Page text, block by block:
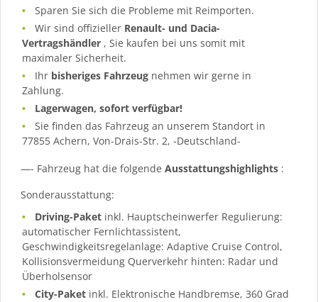
Sparen Sie sich die Probleme mit Reimporten.
Wir sind offizieller Renault- und Dacia-
Vertragshändler , Sie kaufen bei uns somit mit
maximaler Sicherheit.
Ihr bisheriges Fahrzeug nehmen wir gerne in
Zahlung.
Lagerwagen, sofort verfügbar!
Sie finden das Fahrzeug an unserem Standort in
77855 Achern, Von-Drais-Str. 2, -Deutschland-
—- Fahrzeug hat die folgende Ausstattungshighlights :
Sonderausstattung:
Driving-Paket inkl. Hauptscheinwerfer Regulierung:
automatischer Fernlichtassistent,
Geschwindigkeitsregelanlage: Adaptive Cruise Control,
Kollisionsvermeidung Querverkehr hinten: Radar und
Überholsensor
City-Paket inkl. Elektronische Handbremse, 360 Grad